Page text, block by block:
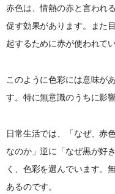
赤色は、情熱の赤と言われ
促す効果があります。また
起するために赤が使われてい
このように色彩には意味が
す。特に無意識のうちに影
日常生活では、「なぜ、赤
なのか」逆に「なぜ黒が好
く、色彩を選んでいます。
あるのです。